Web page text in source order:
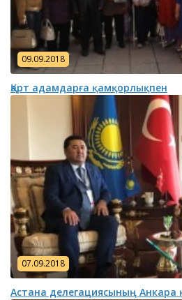
09.09.2018
Қарт адамдарға қамқорлықпен
07.09.2018
Астана делегациясының Анкара